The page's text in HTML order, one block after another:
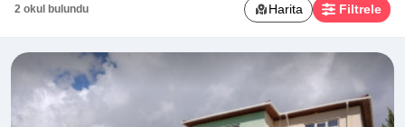
2 okul bulundu Harita Filtrele